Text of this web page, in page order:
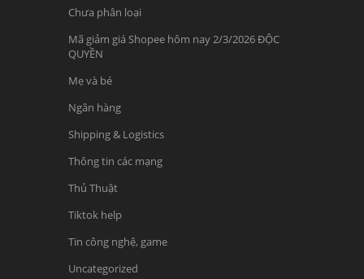
Chưa phân loại
Mã giảm giá Shopee hôm nay 2/3/2026 ĐỘC
QUYỀN
Mẹ và bé
Ngân hàng
Shipping & Logistics
Thông tin các mạng
Thủ Thuật
Tiktok help
Tin công nghệ, game
Uncategorized